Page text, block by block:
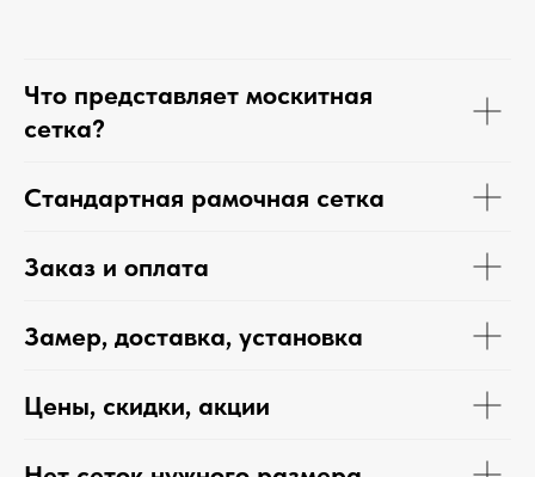
Что представляет москитная
сетка?
Стандартная рамочная сетка
Заказ и оплата
Замер, доставка, установка
Цены, скидки, акции